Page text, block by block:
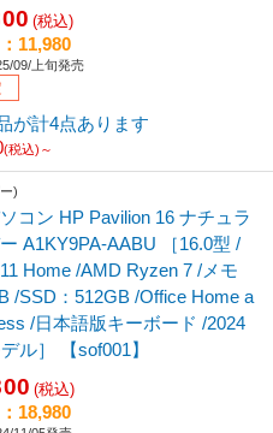
(税込)
11,980
09/上旬発売
が計4点あります
(税込)～
)
コン HP Pavilion 16 ナチュラ
A1KY9PA-AABU ［16.0型 /
Home /AMD Ryzen 7 /メモ
/SSD：512GB /Office Home a
/日本語版キーボード /2024
ル］ 【sof001】
(税込)
18,980